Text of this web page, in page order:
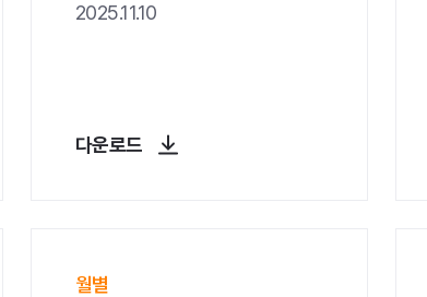
2025.11.10
다운로드
월별